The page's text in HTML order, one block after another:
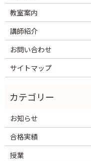
教室案内
講師紹介
お問い合わせ
サイトマップ
お知らせ
合格実績
授業